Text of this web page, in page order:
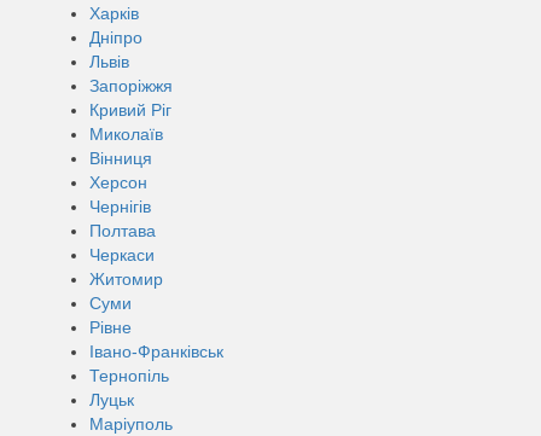
Харків
Дніпро
Львів
Запоріжжя
Кривий Ріг
Миколаїв
Вінниця
Херсон
Чернігів
Полтава
Черкаси
Житомир
Суми
Рівне
Івано-Франківськ
Тернопіль
Луцьк
Маріуполь